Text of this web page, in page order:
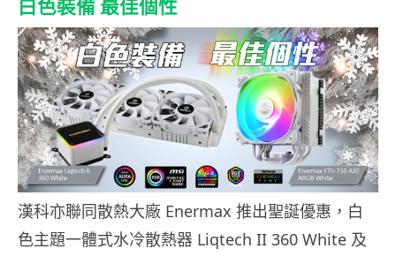
白色裝備 最佳個性
漢科亦聯同散熱大廠 Enermax 推出聖誕優惠，白
色主題一體式水冷散熱器 Liqtech II 360 White 及